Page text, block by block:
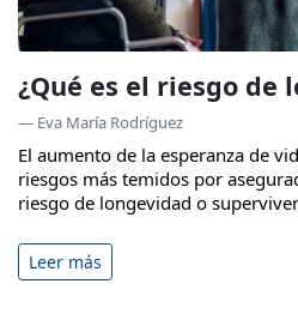
¿Qué es el riesgo de
— Eva María Rodríguez
El aumento de la esperanza de
riesgos más temidos por
riesgo de longevidad o
Leer más